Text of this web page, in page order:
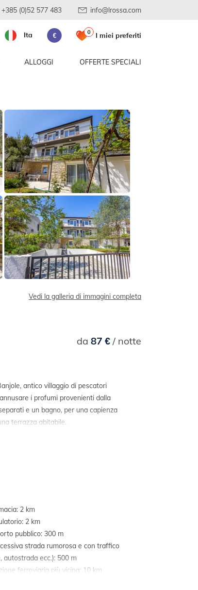
+385 (0)52 577 483 info@lrossa.com
ALLOGGI OFFERTE SPECIALI
Ita € 0 I miei preferiti
Vedi la galleria di immagini completa
da 87 €/ notte
antico villaggio di pescatori
i profumi provenienti dalla
e un bagno, per una capienza
terrazza abitabile.
2 km
2 km
pubblico: 300 m
strada rumorosa e con traffico
autostrada ecc.): 500 m
ferroviaria più vicina: 10 km